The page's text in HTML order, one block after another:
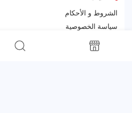
الشروط و الأحكام
سياسة الخصوصية
اشترك في النشرة الإخبارية